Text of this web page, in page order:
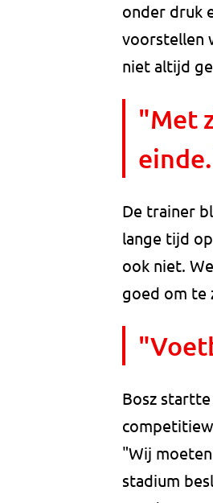
onder druk
voorstellen
niet altijd
"Met
De trainer
lange tijd
ook niet.
goed om te
Bosz
"Wij
stadium